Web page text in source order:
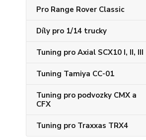
Pro Range Rover Classic
Díly pro 1/14 trucky
Tuning pro Axial SCX10 I, II, III
Tuning Tamiya CC-01
Tuning pro podvozky CMX a
CFX
Tuning pro Traxxas TRX4